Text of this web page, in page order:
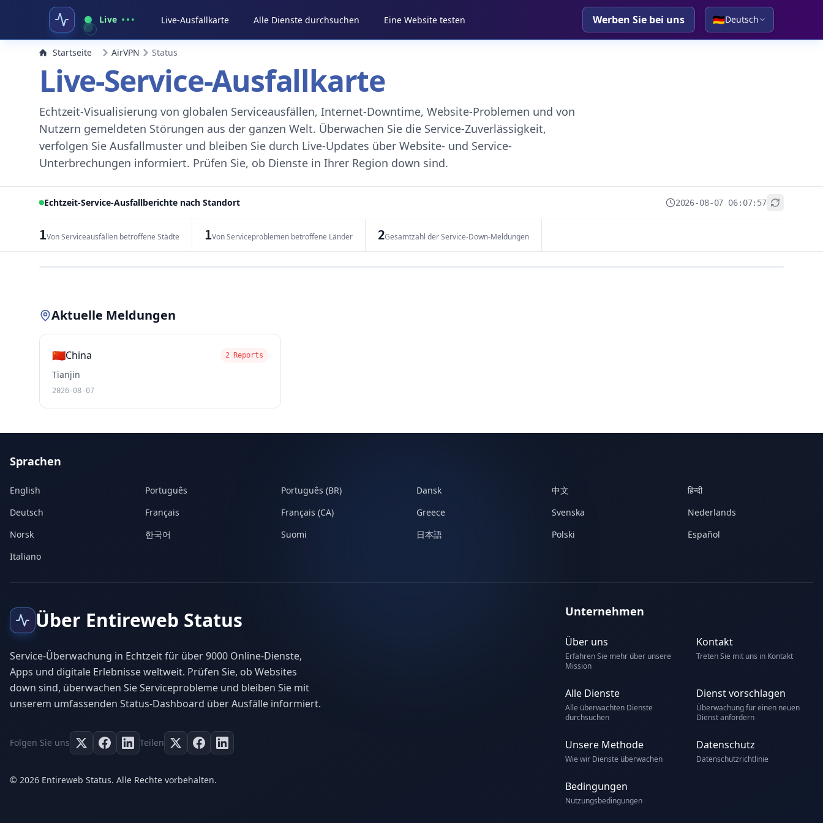
Live Live-Ausfallkarte Alle Dienste durchsuchen Eine Website testen Werben Sie bei uns 🇩🇪Deutsch
Startseite AirVPN Status
Live-Service-Ausfallkarte
Echtzeit-Visualisierung von globalen Serviceausfällen, Internet-Downtime, Website-Problemen und von
Nutzern gemeldeten Störungen aus der ganzen Welt. Überwachen Sie die Service-Zuverlässigkeit,
verfolgen Sie Ausfallmuster und bleiben Sie durch Live-Updates über Website- und Service-
Unterbrechungen informiert. Prüfen Sie, ob Dienste in Ihrer Region down sind.
Echtzeit-Service-Ausfallberichte nach Standort 2026-08-07 06:07:57
1Von Serviceausfällen betroffene Städte 1Von Serviceproblemen betroffene Länder 2Gesamtzahl der Service-Down-Meldungen
Aktuelle Meldungen
🇨🇳China 2 Reports
Tianjin
2026-08-07
Sprachen
English Português Português (BR) Dansk 中文
हिन्दी
Deutsch
Français Français (CA) Greece Svenska
Nederlands
Norsk
한국어 Suomi 日本語 Polski
Español
Italiano
Über Entireweb Status
Service-Überwachung in Echtzeit für über 9000 Online-Dienste,
Apps und digitale Erlebnisse weltweit. Prüfen Sie, ob Websites
down sind, überwachen Sie Serviceprobleme und bleiben Sie mit
unserem umfassenden Status-Dashboard über Ausfälle informiert.
Folgen Sie uns Teilen
© 2026 Entireweb Status. Alle Rechte vorbehalten.
Unternehmen
Über uns
Erfahren Sie mehr über unsere
Mission
Kontakt
Treten Sie mit uns in Kontakt
Alle Dienste
Alle überwachten Dienste
durchsuchen
Dienst vorschlagen
Überwachung für einen neuen
Dienst anfordern
Unsere Methode
Wie wir Dienste überwachen
Datenschutz
Datenschutzrichtlinie
Bedingungen
Nutzungsbedingungen